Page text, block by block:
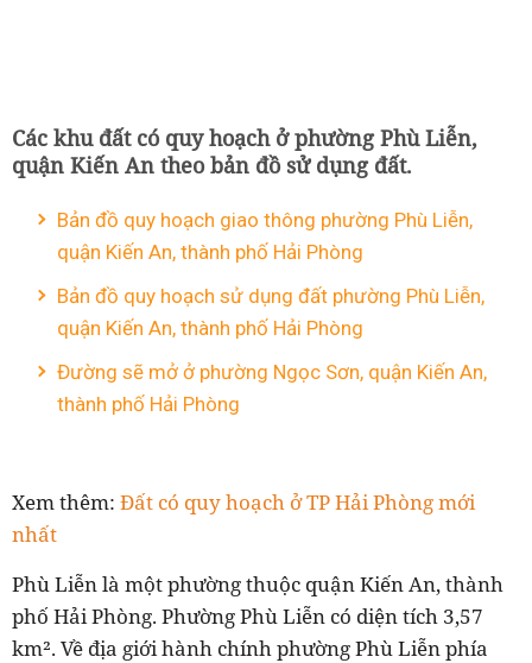
Các khu đất có quy hoạch ở phường Phù Liễn,
quận Kiến An theo bản đồ sử dụng đất.
Bản đồ quy hoạch giao thông phường Phù Liễn,
quận Kiến An, thành phố Hải Phòng
Bản đồ quy hoạch sử dụng đất phường Phù Liễn,
quận Kiến An, thành phố Hải Phòng
Đường sẽ mở ở phường Ngọc Sơn, quận Kiến An,
thành phố Hải Phòng
Xem thêm: Đất có quy hoạch ở TP Hải Phòng mới
nhất
Phù Liễn là một phường thuộc quận Kiến An, thành
phố Hải Phòng. Phường Phù Liễn có diện tích 3,57
km². Về địa giới hành chính phường Phù Liễn phía